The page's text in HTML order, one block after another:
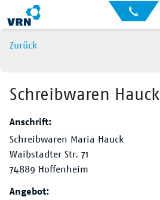
Auskunft
für
Kontakt
Gebärdensprache
Hauptnavigation
Liniennetz
Tickets
Zurück
Schreibwaren Hauck
Anschrift:
Schreibwaren Maria Hauck
Waibstadter Str. 71
74889 Hoffenheim
Angebot: